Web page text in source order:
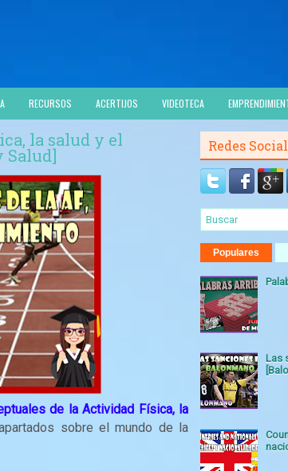
RECURSOS ACERTIJOS VIDEOTECA
la salud y el
Salud]
de la Actividad Física, la
sobre el mundo de la
Redes
Populares
Las